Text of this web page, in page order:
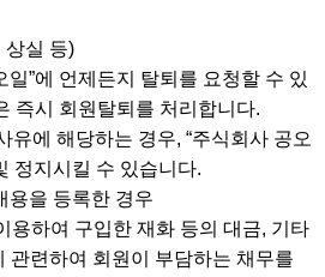
상실 등)
”에 언제든지 탈퇴를 요청할 수 있
즉시 회원탈퇴를 처리합니다.
에 해당하는 경우, “주식회사 공오
정지시킬 수 있습니다.
용을 등록한 경우
용하여 구입한 재화 등의 대금, 기타
관련하여 회원이 부담하는 채무를